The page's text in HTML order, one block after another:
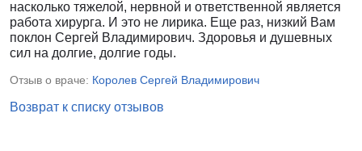
насколько тяжелой, нервной и ответственной является
работа хирурга. И это не лирика. Еще раз, низкий Вам
поклон Сергей Владимирович. Здоровья и душевных
сил на долгие, долгие годы.
Отзыв о враче: Королев Сергей Владимирович
Возврат к списку отзывов